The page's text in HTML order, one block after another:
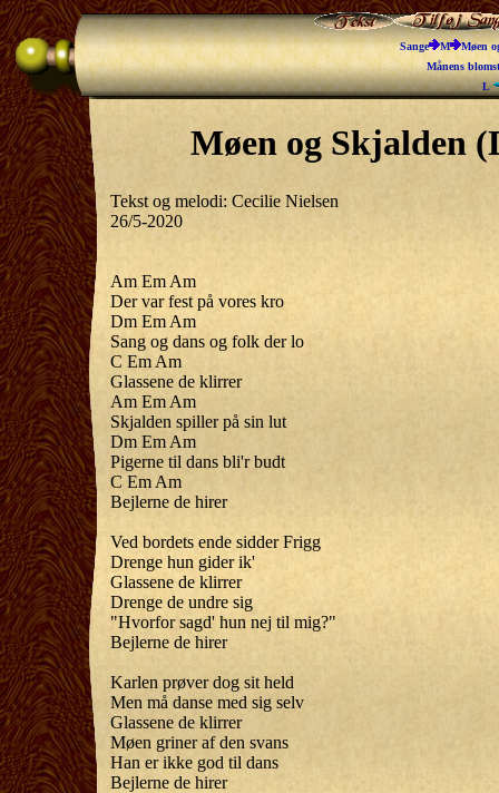
Sange M
Møen
Månens
L
Møen og Skjalden
Tekst og melodi: Cecilie Nielsen
26/5-2020
Am Em Am
Der var fest på vores kro
Dm Em Am
Sang og dans og folk der lo
C Em Am
Glassene de klirrer
Am Em Am
Skjalden spiller på sin lut
Dm Em Am
Pigerne til dans bli'r budt
C Em Am
Bejlerne de hirer
Ved bordets ende sidder Frigg
Drenge hun gider ik'
Glassene de klirrer
Drenge de undre sig
"Hvorfor sagd' hun nej til mig?"
Bejlerne de hirer
Karlen prøver dog sit held
Men må danse med sig selv
Glassene de klirrer
Møen griner af den svans
Han er ikke god til dans
Bejlerne de hirer